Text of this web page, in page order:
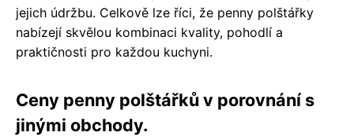
jejich údržbu. Celkově lze říci, že penny polštářky
nabízejí skvělou kombinaci kvality, pohodlí a
praktičnosti pro každou kuchyni.
Ceny penny polštářků v porovnání s
jinými obchody.